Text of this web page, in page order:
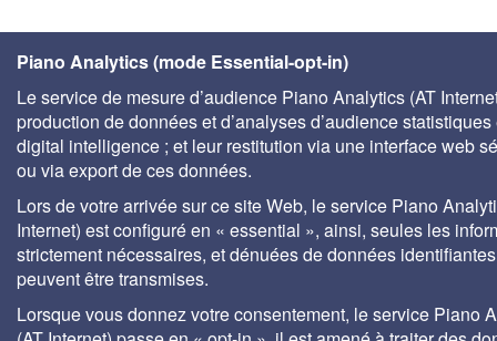
Piano Analytics (mode Essential-opt-in)
Le service de mesure d’audience Piano Analytics (AT
production de données et d’analyses d’audience statistiques
digital intelligence ; et leur restitution via une interface web
ou via export de ces données.
Lors de votre arrivée sur ce site Web, le service Piano
Internet) est configuré en « essential », ainsi, seules les
strictement nécessaires, et dénuées de données
peuvent être transmises.
Lorsque vous donnez votre consentement, le service Piano